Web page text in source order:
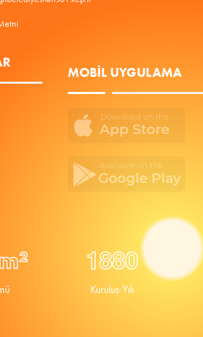
MOBIL UYGULAMA
1880
Kuruluş Yılı